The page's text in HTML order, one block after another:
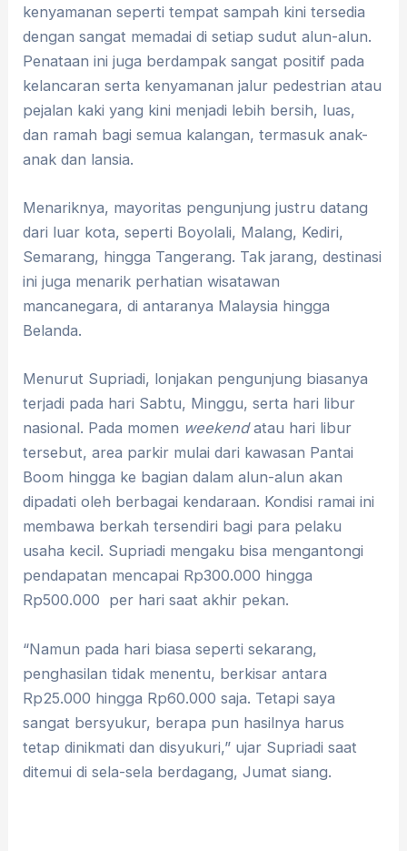
kenyamanan seperti tempat sampah kini tersedia
dengan sangat memadai di setiap sudut alun-alun.
Penataan ini juga berdampak sangat positif pada
kelancaran serta kenyamanan jalur pedestrian atau
pejalan kaki yang kini menjadi lebih bersih, luas,
dan ramah bagi semua kalangan, termasuk anak-
anak dan lansia.
Menariknya, mayoritas pengunjung justru datang
dari luar kota, seperti Boyolali, Malang, Kediri,
Semarang, hingga Tangerang. Tak jarang, destinasi
ini juga menarik perhatian wisatawan
mancanegara, di antaranya Malaysia hingga
Belanda.
Menurut Supriadi, lonjakan pengunjung biasanya
terjadi pada hari Sabtu, Minggu, serta hari libur
nasional. Pada momen weekendatau hari libur
tersebut, area parkir mulai dari kawasan Pantai
Boom hingga ke bagian dalam alun-alun akan
dipadati oleh berbagai kendaraan. Kondisi ramai ini
membawa berkah tersendiri bagi para pelaku
usaha kecil. Supriadi mengaku bisa mengantongi
pendapatan mencapai Rp300.000 hingga
Rp500.000 per hari saat akhir pekan.
“Namun pada hari biasa seperti sekarang,
penghasilan tidak menentu, berkisar antara
Rp25.000 hingga Rp60.000 saja. Tetapi saya
sangat bersyukur, berapa pun hasilnya harus
tetap dinikmati dan disyukuri,” ujar Supriadi saat
ditemui di sela-sela berdagang, Jumat siang.